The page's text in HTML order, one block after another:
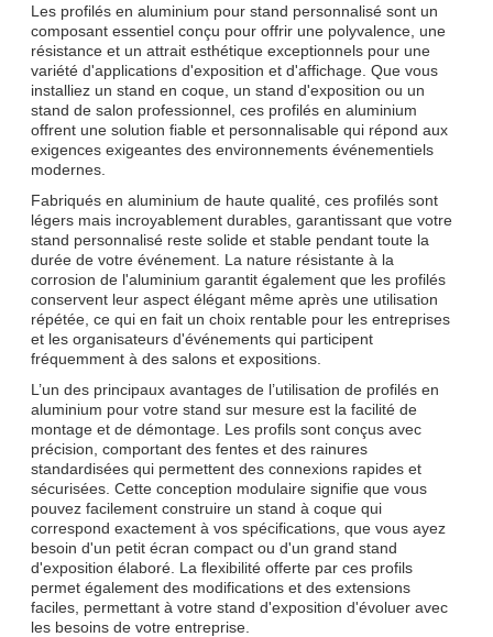
Les profilés en aluminium pour stand personnalisé sont un
composant essentiel conçu pour offrir une polyvalence, une
résistance et un attrait esthétique exceptionnels pour une
variété d'applications d'exposition et d'affichage. Que vous
installiez un stand en coque, un stand d'exposition ou un
stand de salon professionnel, ces profilés en aluminium
offrent une solution fiable et personnalisable qui répond aux
exigences exigeantes des environnements événementiels
modernes.
Fabriqués en aluminium de haute qualité, ces profilés sont
légers mais incroyablement durables, garantissant que votre
stand personnalisé reste solide et stable pendant toute la
durée de votre événement. La nature résistante à la
corrosion de l'aluminium garantit également que les profilés
conservent leur aspect élégant même après une utilisation
répétée, ce qui en fait un choix rentable pour les entreprises
et les organisateurs d'événements qui participent
fréquemment à des salons et expositions.
L’un des principaux avantages de l’utilisation de profilés en
aluminium pour votre stand sur mesure est la facilité de
montage et de démontage. Les profils sont conçus avec
précision, comportant des fentes et des rainures
standardisées qui permettent des connexions rapides et
sécurisées. Cette conception modulaire signifie que vous
pouvez facilement construire un stand à coque qui
correspond exactement à vos spécifications, que vous ayez
besoin d'un petit écran compact ou d'un grand stand
d'exposition élaboré. La flexibilité offerte par ces profils
permet également des modifications et des extensions
faciles, permettant à votre stand d'exposition d'évoluer avec
les besoins de votre entreprise.